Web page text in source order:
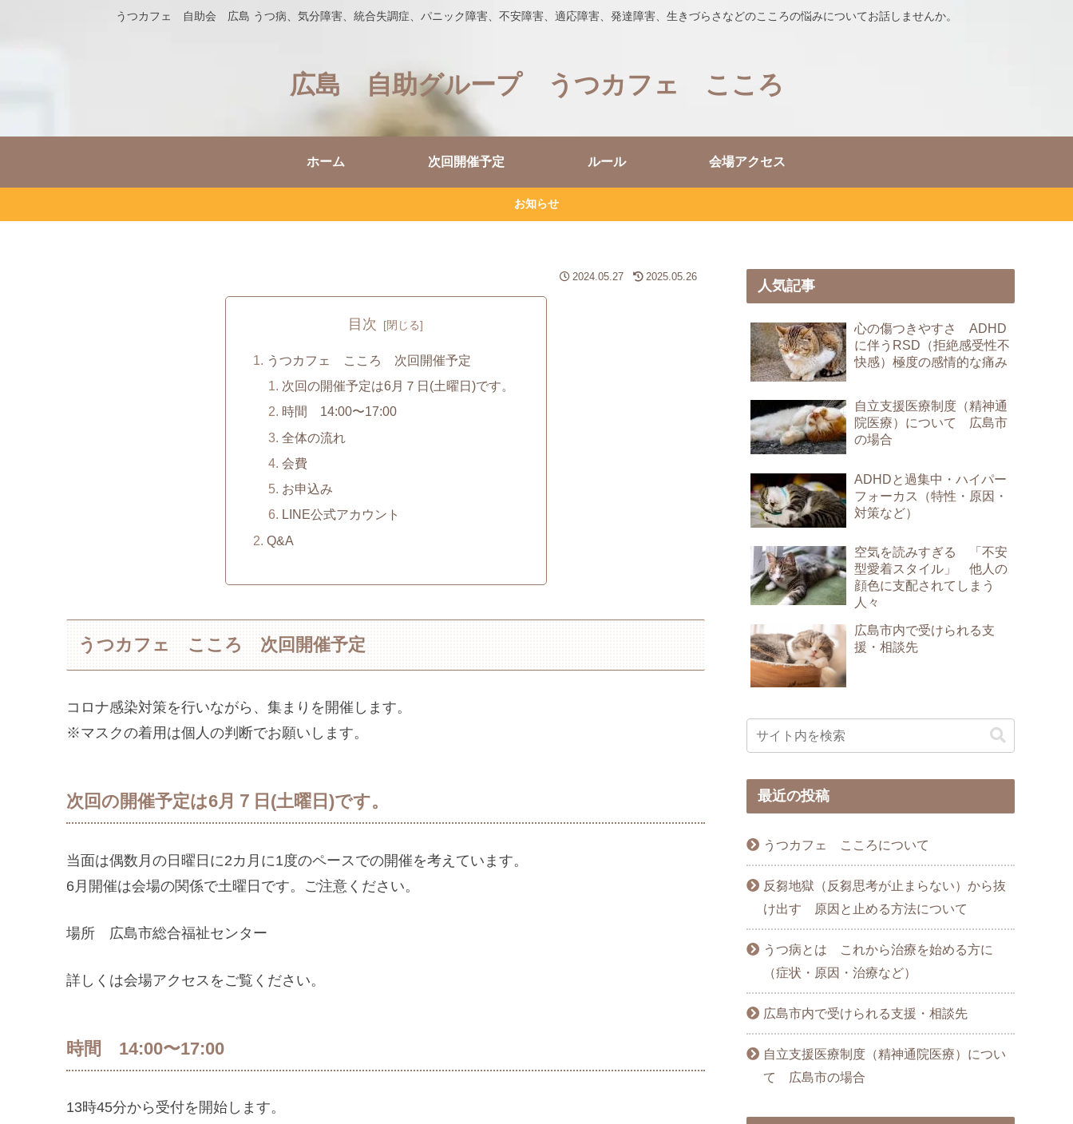
うつカフェ 自助会 広島 うつ病、気分障害、統合失調症、パニック障害、不安障害、適応障害、発達障害、生きづらさなどのこころの悩みについてお話しませんか。
広島 自助グループ うつカフェ こころ
ホーム 次回開催予定 ルール 会場アクセス
お知らせ
2024.05.27 2025.05.26
目次
うつカフェ こころ 次回開催予定
次回の開催予定は6月７日(土曜日)です。
時間 14:00〜17:00
全体の流れ
会費
お申込み
LINE公式アカウント
Q&A
うつカフェ こころ 次回開催予定
コロナ感染対策を行いながら、集まりを開催します。
※マスクの着用は個人の判断でお願いします。
次回の開催予定は6月７日(土曜日)です。
当面は偶数月の日曜日に2カ月に1度のペースでの開催を考えています。
6月開催は会場の関係で土曜日です。ご注意ください。
場所 広島市総合福祉センター
詳しくは会場アクセスをご覧ください。
時間 14:00〜17:00
13時45分から受付を開始します。
人気記事
心の傷つきやすさ ADHD
に伴うRSD（拒絶感受性不
快感）極度の感情的な痛み
自立支援医療制度（精神通
院医療）について 広島市
の場合
ADHDと過集中・ハイパー
フォーカス（特性・原因・
対策など）
空気を読みすぎる 「不安
型愛着スタイル」 他人の
顔色に支配されてしまう
人々
広島市内で受けられる支
援・相談先
最近の投稿
うつカフェ こころについて
反芻地獄（反芻思考が止まらない）から抜
け出す 原因と止める方法について
うつ病とは これから治療を始める方に
（症状・原因・治療など）
広島市内で受けられる支援・相談先
自立支援医療制度（精神通院医療）につい
て 広島市の場合